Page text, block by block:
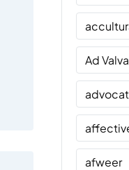
Ad
afweer